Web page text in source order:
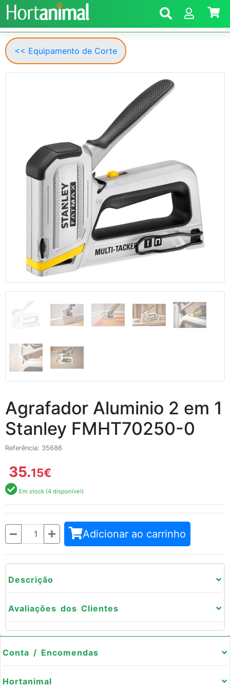
<< Equipamento de Corte
Agrafador Aluminio 2 em 1
Stanley FMHT70250-0
Referência: 35686
35.15€
Em stock (4 disponível)
Quantidade Adicionar ao carrinho
Descrição
Avaliações dos Clientes
Conta / Encomendas
Hortanimal